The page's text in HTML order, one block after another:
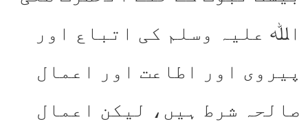
اﷲ علیہ وسلم کی اتباع اور
پیروی اور اطاعت اور اعمال
صالحہ شرط ہیں، لیکن اعمال